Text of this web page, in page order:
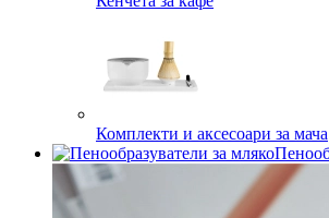
Комплекти и аксесоари за мача